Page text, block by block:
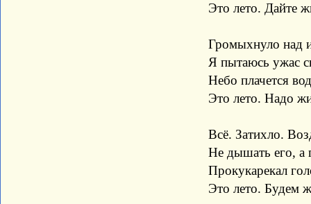
Это лето. Дайте
Громыхнуло над
Я пытаюсь ужас
Небо плачется
Это лето. Надо
Всё. Затихло.
Не дышать его, а
Прокукарекал
Это лето.